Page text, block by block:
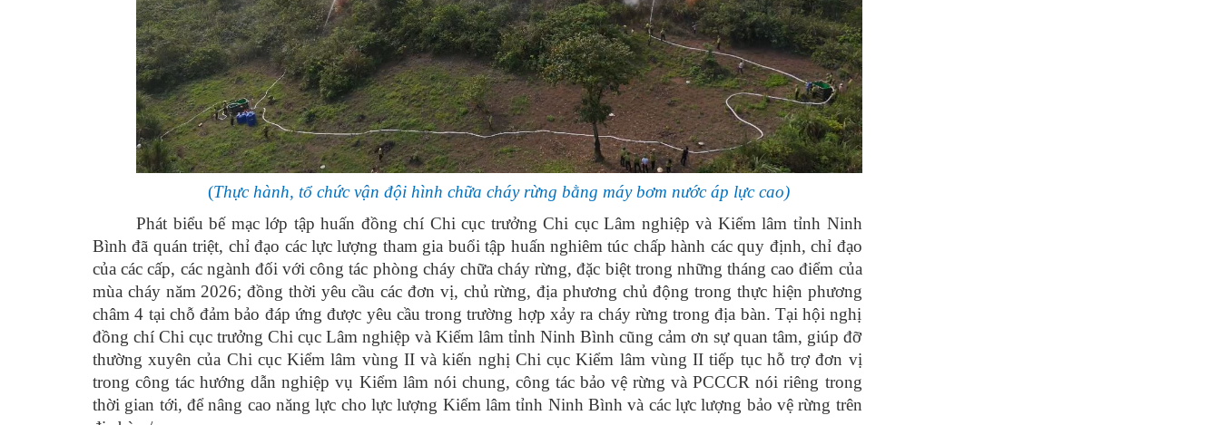
(Thực hành, tổ chức vận đội hình chữa cháy rừng bằng máy bơm nước áp lực cao)
Phát biểu bế mạc lớp tập huấn đồng chí Chi cục trưởng Chi cục Lâm nghiệp và Kiểm lâm tỉnh Ninh
Bình đã quán triệt, chỉ đạo các lực lượng tham gia buổi tập huấn nghiêm túc chấp hành các quy định, chỉ đạo
của các cấp, các ngành đối với công tác phòng cháy chữa cháy rừng, đặc biệt trong những tháng cao điểm của
mùa cháy năm 2026; đồng thời yêu cầu các đơn vị, chủ rừng, địa phương chủ động trong thực hiện phương
châm 4 tại chỗ đảm bảo đáp ứng được yêu cầu trong trường hợp xảy ra cháy rừng trong địa bàn. Tại hội nghị
đồng chí Chi cục trưởng Chi cục Lâm nghiệp và Kiểm lâm tỉnh Ninh Bình cũng cảm ơn sự quan tâm, giúp đỡ
thường xuyên của Chi cục Kiểm lâm vùng II và kiến nghị Chi cục Kiểm lâm vùng II tiếp tục hỗ trợ đơn vị
trong công tác hướng dẫn nghiệp vụ Kiểm lâm nói chung, công tác bảo vệ rừng và PCCCR nói riêng trong
thời gian tới, để nâng cao năng lực cho lực lượng Kiểm lâm tỉnh Ninh Bình và các lực lượng bảo vệ rừng trên